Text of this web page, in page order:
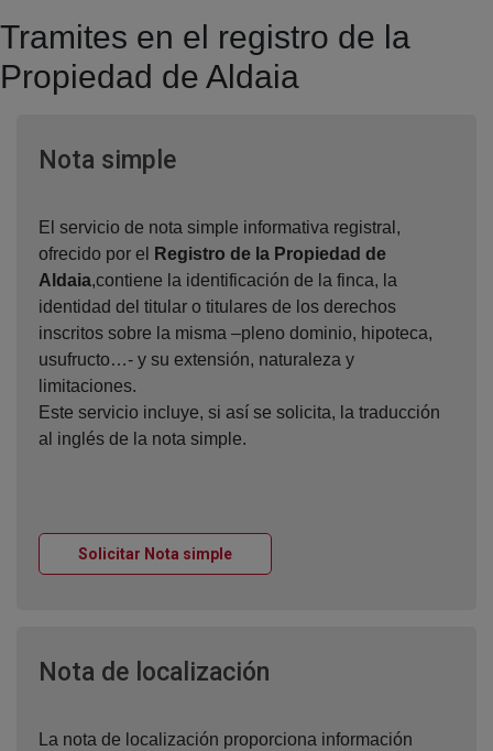
Tramites en el registro de la
Propiedad de Aldaia
Nota simpleVentana nueva
El servicio de nota simple informativa registral,
ofrecido por el
Registro de la Propiedad de
Aldaia,contiene la identificación de la finca, la
identidad del titular o titulares de los derechos
inscritos sobre la misma –pleno dominio, hipoteca,
usufructo…- y su extensión, naturaleza y
limitaciones.
Este servicio incluye, si así se solicita, la traducción
al inglés de la nota simple.
Solicitar Nota simpleVentana nueva
Nota de localización
La nota de localización proporciona información